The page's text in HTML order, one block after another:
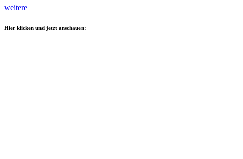
weitere
Hier klicken und jetzt anschauen: